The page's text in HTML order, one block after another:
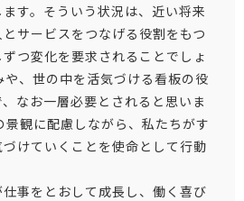
す。そういう状況は、近い将来
サービスをつなげる役割をもつ
つ変化を要求されることでしょ
や、世の中を活気づける看板の役
なお一層必要とされると思いま
観に配慮しながら、私たちがす
けていくことを使命として行動
事をとおして成長し、働く喜び